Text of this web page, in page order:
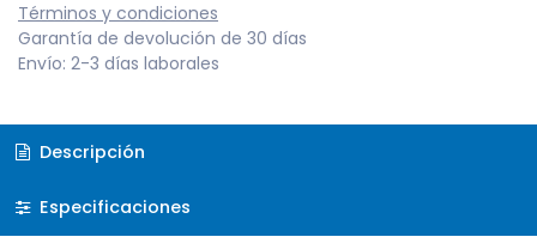
Términos y condiciones
Garantía de devolución de 30 días
Envío: 2-3 días laborales
Descripción
Especificaciones